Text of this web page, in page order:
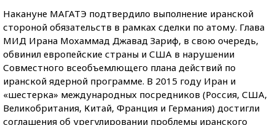
Накануне МАГАТЭ подтвердило выполнение иранской
стороной обязательств в рамках сделки по атому. Глава
МИД Ирана Мохаммад Джавад Зариф, в свою очередь,
обвинил европейские страны и США в нарушении
Совместного всеобъемлющего плана действий по
иранской ядерной программе. В 2015 году Иран и
«шестерка» международных посредников (Россия, США,
Великобритания, Китай, Франция и Германия) достигли
соглашения об урегулировании проблемы иранского